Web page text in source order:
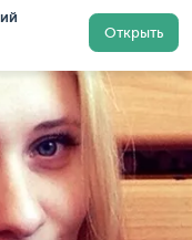
Открыть
Няни у метро